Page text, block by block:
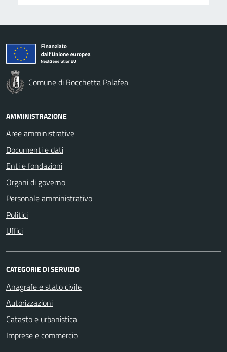
Comune di Rocchetta Palafea
AMMINISTRAZIONE
Aree amministrative
Documenti e dati
Enti e fondazioni
Organi di governo
Personale amministrativo
Politici
Uffici
CATEGORIE DI SERVIZIO
Anagrafe e stato civile
Autorizzazioni
Catasto e urbanistica
Imprese e commercio